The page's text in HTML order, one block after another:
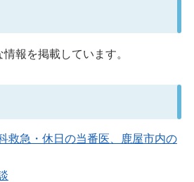
報を掲載しています。
救急・休日の当番医、鹿屋市内の